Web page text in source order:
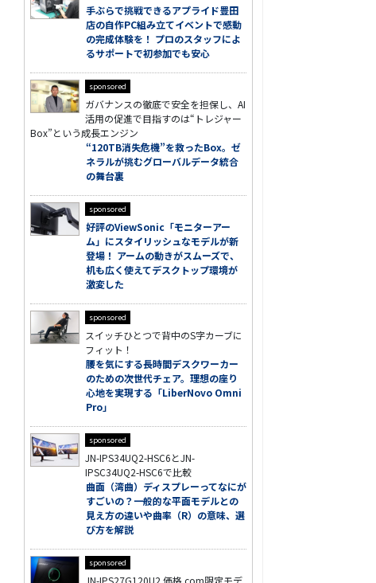
手ぶらで挑戦できるアプライド豊田
店の自作PC組み立てイベントで感動
の完成体験を！ プロのスタッフによ
るサポートで初参加でも安心
sponsored
ガバナンスの徹底で安全を担保し、AI
活用の促進で目指すのは“トレジャー
Box”という成長エンジン
“120TB消失危機”を救ったBox。ゼ
ネラルが挑むグローバルデータ統合
の舞台裏
sponsored
好評のViewSonic「モニターアー
ム」にスタイリッシュなモデルが新
登場！ アームの動きがスムーズで、
机も広く使えてデスクトップ環境が
激変した
sponsored
スイッチひとつで背中のS字カーブに
フィット！
腰を気にする長時間デスクワーカー
のための次世代チェア。理想の座り
心地を実現する「LiberNovo Omni
Pro」
sponsored
JN-IPS34UQ2-HSC6とJN-
IPSC34UQ2-HSC6で比較
曲面（湾曲）ディスプレーってなにが
すごいの？一般的な平面モデルとの
見え方の違いや曲率（R）の意味、選
び方を解説
sponsored
JN-IPS27G120U2 価格.com限定モデ